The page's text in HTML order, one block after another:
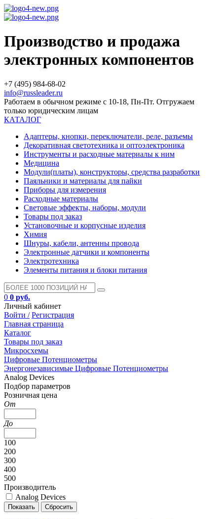
Производство и продажа
электронных компонентов
+7 (495) 984-68-02
info@russleader.ru
Работаем в обычном режиме с 10-18, Пн-Пт. Отгружаем
только юридическим лицам
КАТАЛОГ
Адаптеры, кнопки, переключатели, реле, разъемы
Декоративная светотехника и оптоэлектроника
Инструменты и расходные материалы к ним
Медицина
Модули(платы), конструкторы, средства разработки
Паяльники и материалы для пайки
Приборы для измерения
Расходные материалы
Световые эффекты, наборы, модули
Товары под заказ
Установочные и корпусные изделия
Химия
Шнуры, кабели, антенны провода
Электронные датчики и компоненты
Электротехника
Элементы питания и блоки питания
0 0 руб.
Личный кабинет
Войти / Регистрация
Главная страница
Каталог
Товары под заказ
Микросхемы
Цифровые Потенциометры
Энергонезависимые Цифровые Потенциометры
Analog Devices
Подбор параметров
Розничная цена
От
До
100
200
300
400
500
Производитель
Analog Devices